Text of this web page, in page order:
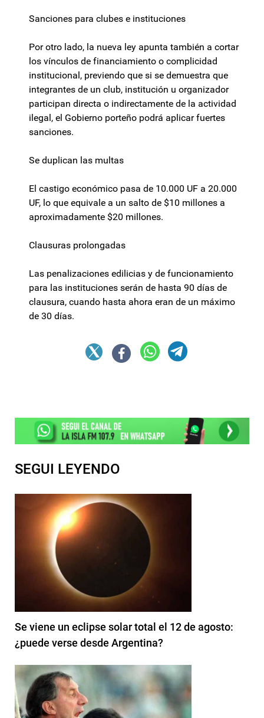
Sanciones para clubes e instituciones
Por otro lado, la nueva ley apunta también a cortar
los vínculos de financiamiento o complicidad
institucional, previendo que si se demuestra que
integrantes de un club, institución u organizador
participan directa o indirectamente de la actividad
ilegal, el Gobierno porteño podrá aplicar fuertes
sanciones.
Se duplican las multas
El castigo económico pasa de 10.000 UF a 20.000
UF, lo que equivale a un salto de $10 millones a
aproximadamente $20 millones.
Clausuras prolongadas
Las penalizaciones edilicias y de funcionamiento
para las instituciones serán de hasta 90 días de
clausura, cuando hasta ahora eran de un máximo
de 30 días.
SEGUI LEYENDO
Se viene un eclipse solar total el 12 de agosto:
¿puede verse desde Argentina?